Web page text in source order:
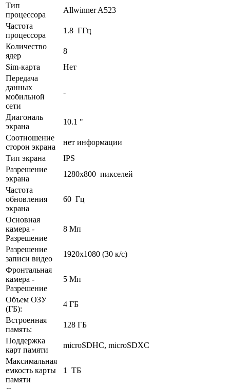
Тип
процессора
Allwinner A523
Частота
процессора
1.8 ГГц
Количество
ядер
8
Sim-карта
Нет
Передача
данных
мобильной
сети
-
Диагональ
экрана
10.1 "
Соотношение
сторон экрана
нет информации
Тип экрана
IPS
Разрешение
экрана
1280x800 пикселей
Частота
обновления
экрана
60 Гц
Основная
камера -
Разрешение
8 Мп
Разрешение
записи видео
1920x1080 (30 к/с)
Фронтальная
камера -
Разрешение
5 Мп
Объем ОЗУ
(ГБ):
4 ГБ
Встроенная
память:
128 ГБ
Поддержка
карт памяти
microSDHC, microSDXC
Максимальная
емкость карты
памяти
1 ТБ